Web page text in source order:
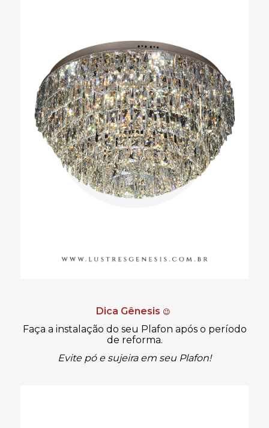
Dica Gênesis 😉
Faça a instalação do seu Plafon após o período
de reforma.
Evite pó e sujeira em seu Plafon!